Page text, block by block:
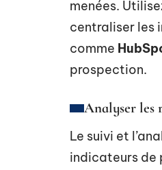
menées.
centraliser les
comme
prospection.
Analyser les
Le suivi et
indicateurs de